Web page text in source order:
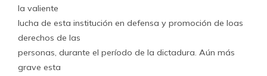
la valiente
lucha de esta institución en defensa y promoción de loas
derechos de las
personas, durante el período de la dictadura. Aún más
grave esta